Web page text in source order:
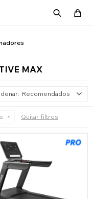
MAX
Recomendados
Quitar filtros